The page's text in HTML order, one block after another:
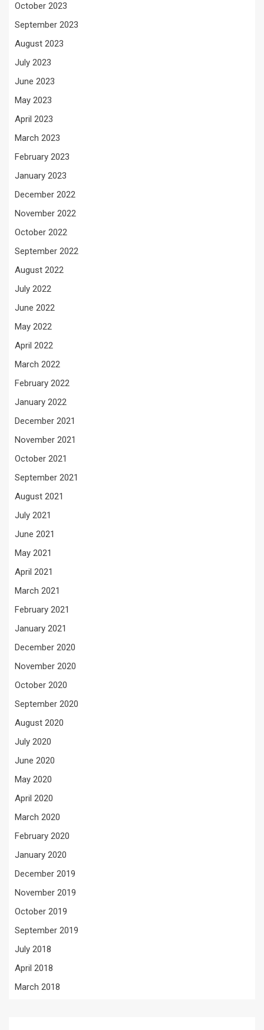
October 2023
September 2023
August 2023
July 2023
June 2023
May 2023
April 2023
March 2023
February 2023
January 2023
December 2022
November 2022
October 2022
September 2022
August 2022
July 2022
June 2022
May 2022
April 2022
March 2022
February 2022
January 2022
December 2021
November 2021
October 2021
September 2021
August 2021
July 2021
June 2021
May 2021
April 2021
March 2021
February 2021
January 2021
December 2020
November 2020
October 2020
September 2020
August 2020
July 2020
June 2020
May 2020
April 2020
March 2020
February 2020
January 2020
December 2019
November 2019
October 2019
September 2019
July 2018
April 2018
March 2018